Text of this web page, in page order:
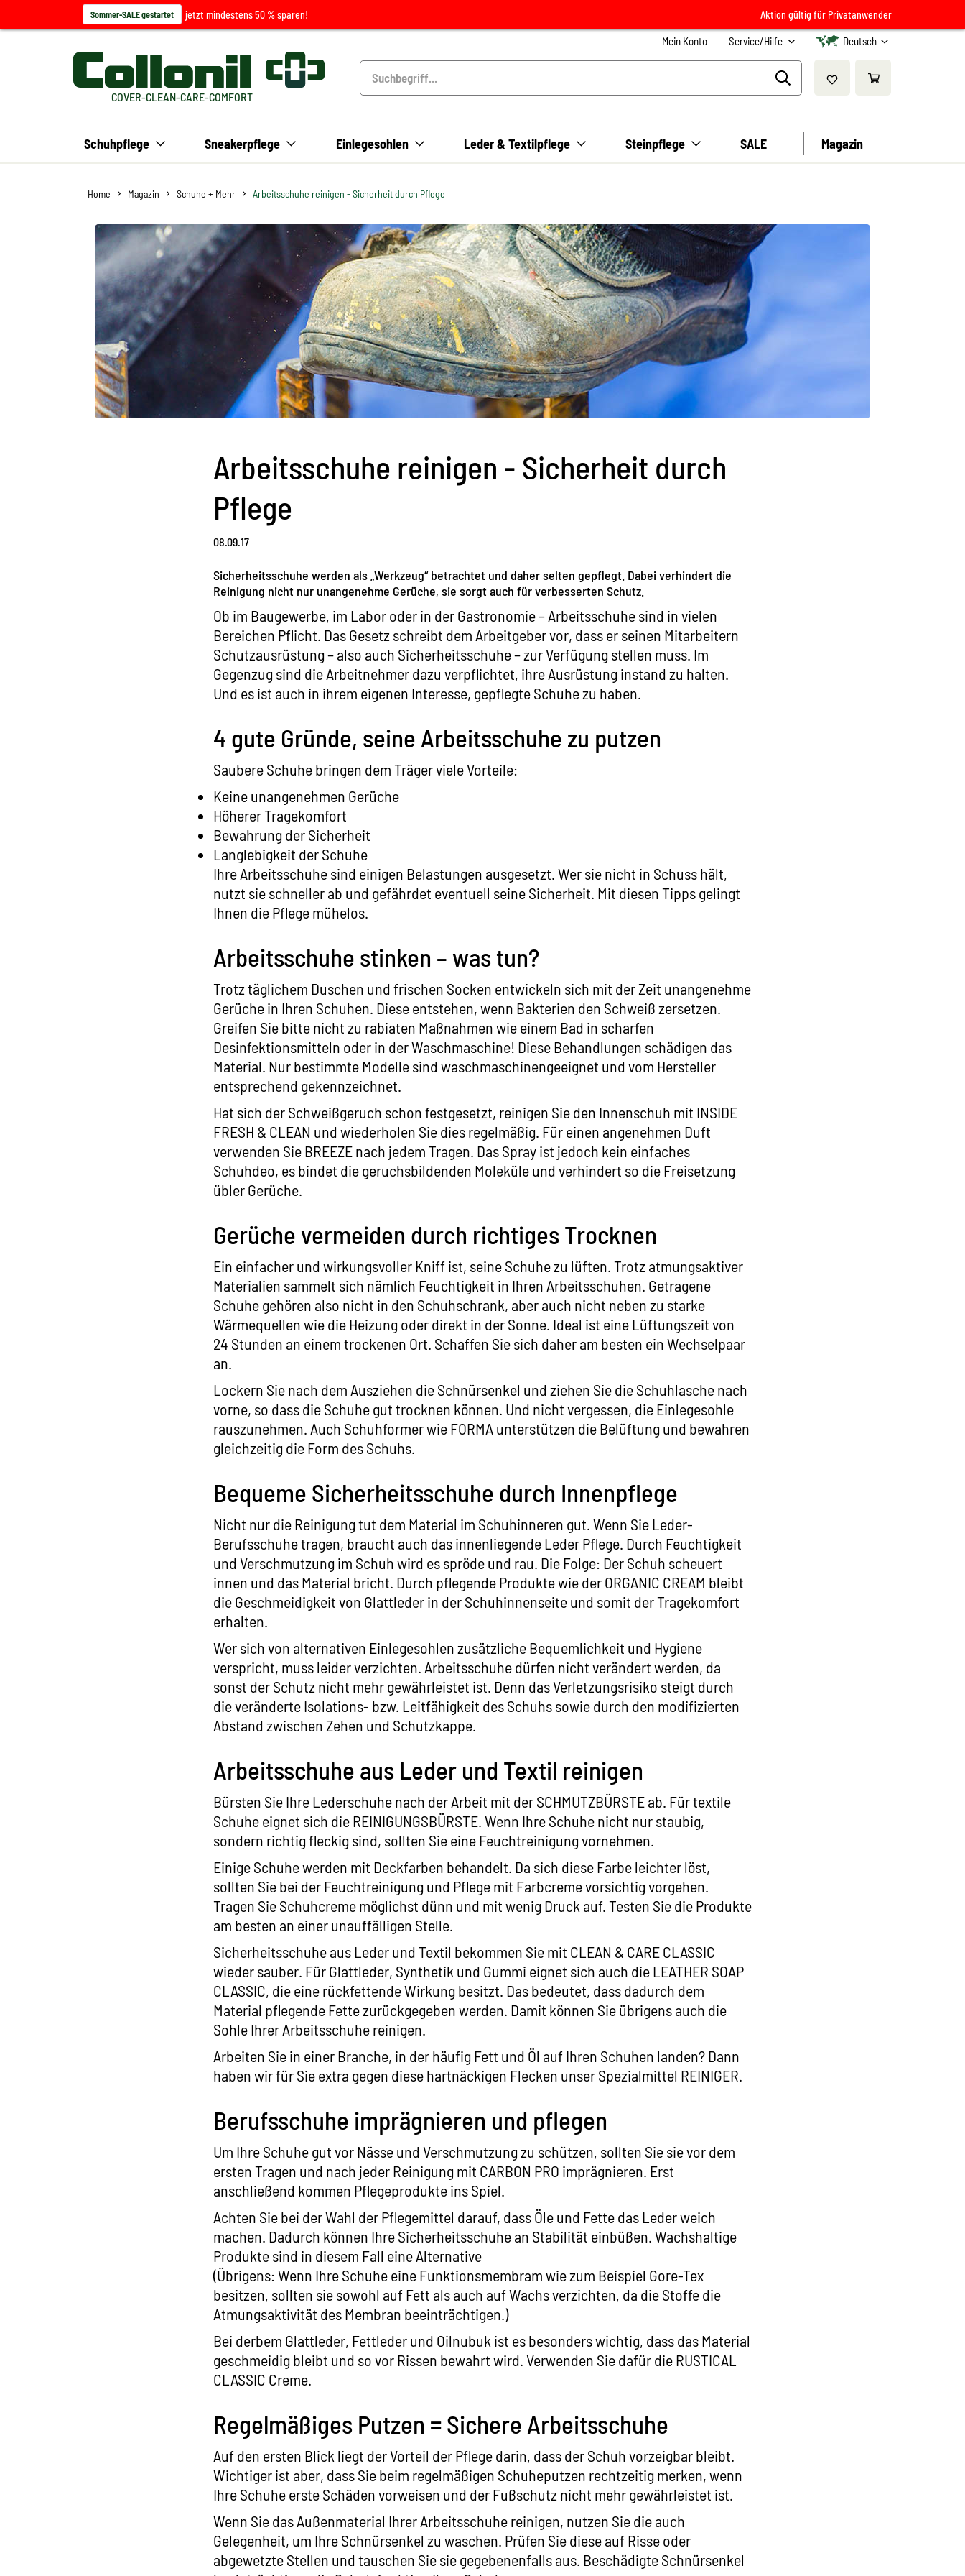
Sommer-SALE gestartet jetzt mindestens 50 % sparen! Aktion gültig für Privatanwender
Mein Konto Service/Hilfe Deutsch
COVER-CLEAN-CARE-COMFORT
Schuhpflege Sneakerpflege Einlegesohlen Leder & Textilpflege Steinpflege SALE Magazin
Home Magazin Schuhe + Mehr Arbeitsschuhe reinigen - Sicherheit durch Pflege
Arbeitsschuhe reinigen - Sicherheit durch
Pflege
08.09.17
Sicherheitsschuhe werden als „Werkzeug“ betrachtet und daher selten gepflegt. Dabei verhindert die
Reinigung nicht nur unangenehme Gerüche, sie sorgt auch für verbesserten Schutz.
Ob im Baugewerbe, im Labor oder in der Gastronomie – Arbeitsschuhe sind in vielen
Bereichen Pflicht. Das Gesetz schreibt dem Arbeitgeber vor, dass er seinen Mitarbeitern
Schutzausrüstung – also auch Sicherheitsschuhe – zur Verfügung stellen muss. Im
Gegenzug sind die Arbeitnehmer dazu verpflichtet, ihre Ausrüstung instand zu halten.
Und es ist auch in ihrem eigenen Interesse, gepflegte Schuhe zu haben.
4 gute Gründe, seine Arbeitsschuhe zu putzen
Saubere Schuhe bringen dem Träger viele Vorteile:
Keine unangenehmen Gerüche
Höherer Tragekomfort
Bewahrung der Sicherheit
Langlebigkeit der Schuhe
Ihre Arbeitsschuhe sind einigen Belastungen ausgesetzt. Wer sie nicht in Schuss hält,
nutzt sie schneller ab und gefährdet eventuell seine Sicherheit. Mit diesen Tipps gelingt
Ihnen die Pflege mühelos.
Arbeitsschuhe stinken – was tun?
Trotz täglichem Duschen und frischen Socken entwickeln sich mit der Zeit unangenehme
Gerüche in Ihren Schuhen. Diese entstehen, wenn Bakterien den Schweiß zersetzen.
Greifen Sie bitte nicht zu rabiaten Maßnahmen wie einem Bad in scharfen
Desinfektionsmitteln oder in der Waschmaschine! Diese Behandlungen schädigen das
Material. Nur bestimmte Modelle sind waschmaschinengeeignet und vom Hersteller
entsprechend gekennzeichnet.
Hat sich der Schweißgeruch schon festgesetzt, reinigen Sie den Innenschuh mit INSIDE
FRESH & CLEAN und wiederholen Sie dies regelmäßig. Für einen angenehmen Duft
verwenden SieBREEZEnach jedem Tragen. Das Spray ist jedoch kein einfaches
Schuhdeo, es bindet die geruchsbildenden Moleküle und verhindert so die Freisetzung
übler Gerüche.
Gerüche vermeiden durch richtiges Trocknen
Ein einfacher und wirkungsvoller Kniff ist, seine Schuhe zu lüften. Trotz atmungsaktiver
Materialien sammelt sich nämlich Feuchtigkeit in Ihren Arbeitsschuhen. Getragene
Schuhe gehören also nicht in den Schuhschrank, aber auch nicht neben zu starke
Wärmequellen wie die Heizung oder direkt in der Sonne. Ideal ist eine Lüftungszeit von
24 Stunden an einem trockenen Ort. Schaffen Sie sich daher am besten ein Wechselpaar
an.
Lockern Sie nach dem Ausziehen die Schnürsenkel und ziehen Sie die Schuhlasche nach
vorne, so dass die Schuhe gut trocknen können. Und nicht vergessen, die Einlegesohle
rauszunehmen. Auch Schuhformer wieFORMA unterstützen die Belüftung und bewahren
gleichzeitig die Form des Schuhs.
Bequeme Sicherheitsschuhe durch Innenpflege
Nicht nur die Reinigung tut dem Material im Schuhinneren gut. Wenn Sie Leder-
Berufsschuhe tragen, braucht auch das innenliegende Leder Pflege. Durch Feuchtigkeit
und Verschmutzung im Schuh wird es spröde und rau. Die Folge: Der Schuh scheuert
innen und das Material bricht. Durch pflegende Produkte wie derORGANIC CREAM bleibt
die Geschmeidigkeit von Glattleder in der Schuhinnenseite und somit der Tragekomfort
erhalten.
Wer sich von alternativen Einlegesohlen zusätzliche Bequemlichkeit und Hygiene
verspricht, muss leider verzichten. Arbeitsschuhe dürfen nicht verändert werden, da
sonst der Schutz nicht mehr gewährleistet ist. Denn das Verletzungsrisiko steigt durch
die veränderte Isolations- bzw. Leitfähigkeit des Schuhs sowie durch den modifizierten
Abstand zwischen Zehen und Schutzkappe.
Arbeitsschuhe aus Leder und Textil reinigen
Bürsten Sie Ihre Lederschuhe nach der Arbeit mit derSCHMUTZBÜRSTEab. Für textile
Schuhe eignet sich dieREINIGUNGSBÜRSTE. Wenn Ihre Schuhe nicht nur staubig,
sondern richtig fleckig sind, sollten Sie eine Feuchtreinigung vornehmen.
Einige Schuhe werden mit Deckfarben behandelt. Da sich diese Farbe leichter löst,
sollten Sie bei der Feuchtreinigung und Pflege mit Farbcreme vorsichtig vorgehen.
Tragen Sie Schuhcreme möglichst dünn und mit wenig Druck auf. Testen Sie die Produkte
am besten an einer unauffälligen Stelle.
Sicherheitsschuhe aus Leder und Textil bekommen Sie mit CLEAN & CARE CLASSIC
wieder sauber. Für Glattleder, Synthetik und Gummi eignet sich auch dieLEATHER SOAP
CLASSIC, die eine rückfettende Wirkung besitzt. Das bedeutet, dass dadurch dem
Material pflegende Fette zurückgegeben werden. Damit können Sie übrigens auch die
Sohle Ihrer Arbeitsschuhe reinigen.
Arbeiten Sie in einer Branche, in der häufig Fett und Öl auf Ihren Schuhen landen? Dann
haben wir für Sie extra gegen diese hartnäckigen Flecken unser Spezialmittel REINIGER.
Berufsschuhe imprägnieren und pflegen
Um Ihre Schuhe gut vor Nässe und Verschmutzung zu schützen, sollten Sie sie vor dem
ersten Tragen und nach jeder Reinigung mit CARBON PRO imprägnieren. Erst
anschließend kommen Pflegeprodukte ins Spiel.
Achten Sie bei der Wahl der Pflegemittel darauf, dass Öle und Fette das Leder weich
machen. Dadurch können Ihre Sicherheitsschuhe an Stabilität einbüßen. Wachshaltige
Produkte sind in diesem Fall eine Alternative
(Übrigens: Wenn Ihre Schuhe eine Funktionsmembram wie zum Beispiel Gore-Tex
besitzen, sollten sie sowohl auf Fett als auch auf Wachs verzichten, da die Stoffe die
Atmungsaktivität des Membran beeinträchtigen.)
Bei derbem Glattleder, Fettleder und Oilnubuk ist es besonders wichtig, dass das Material
geschmeidig bleibt und so vor Rissen bewahrt wird. Verwenden Sie dafür dieRUSTICAL
CLASSIC Creme.
Regelmäßiges Putzen = Sichere Arbeitsschuhe
Auf den ersten Blick liegt der Vorteil der Pflege darin, dass der Schuh vorzeigbar bleibt.
Wichtiger ist aber, dass Sie beim regelmäßigen Schuheputzen rechtzeitig merken, wenn
Ihre Schuhe erste Schäden vorweisen und der Fußschutz nicht mehr gewährleistet ist.
Wenn Sie das Außenmaterial Ihrer Arbeitsschuhe reinigen, nutzen Sie die auch
Gelegenheit, um Ihre Schnürsenkel zu waschen. Prüfen Sie diese auf Risse oder
abgewetzte Stellen und tauschen Sie sie gegebenenfalls aus. Beschädigte Schnürsenkel